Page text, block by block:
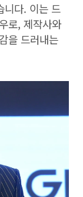
니다. 이는 드
로, 제작사와
을 드러내는